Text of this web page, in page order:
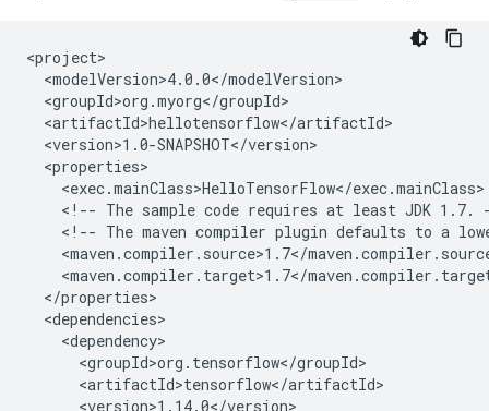
<!-- The sample code requires at least JDK 1.7.
<!-- The maven compiler plugin defaults to a